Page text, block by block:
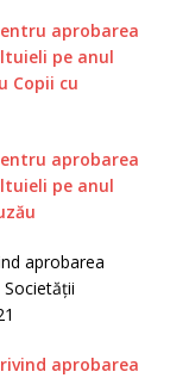
aprobarea
pe anul
Copii cu
aprobarea
pe anul
aprobarea
aprobarea